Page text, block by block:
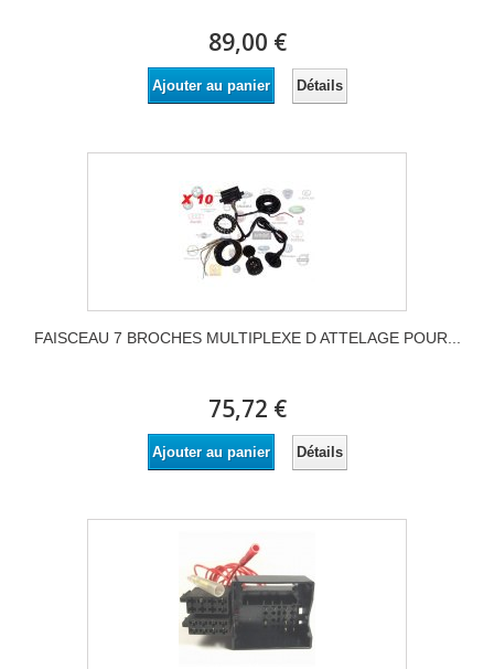
89,00 €
Ajouter au panier Détails
FAISCEAU 7 BROCHES MULTIPLEXE D ATTELAGE POUR...
75,72 €
Ajouter au panier Détails